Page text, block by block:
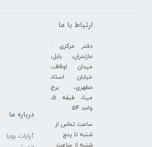
ارتباط با ما
دفتر مرکزی :
مازندران، بابل،
میدان اوقاف،
خیابان استاد
مطهری، برج
مینا، طبقه 5،
واحد 54
ساعت تماس از
شنبه تا پنج
درباره ما
آپارات پویا